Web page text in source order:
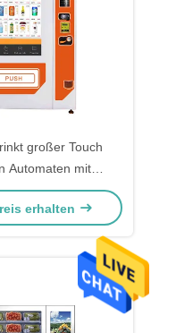
großer Touch
Automaten mit
Imbiss-Automaten
erhalten